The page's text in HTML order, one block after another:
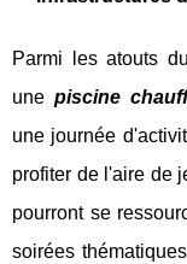
Parmi les atouts
unepiscine
une journée
profiter de l'aire de
pourront se
soirées